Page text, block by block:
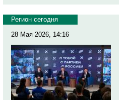
Регион сегодня
28 Мая 2026, 14:16